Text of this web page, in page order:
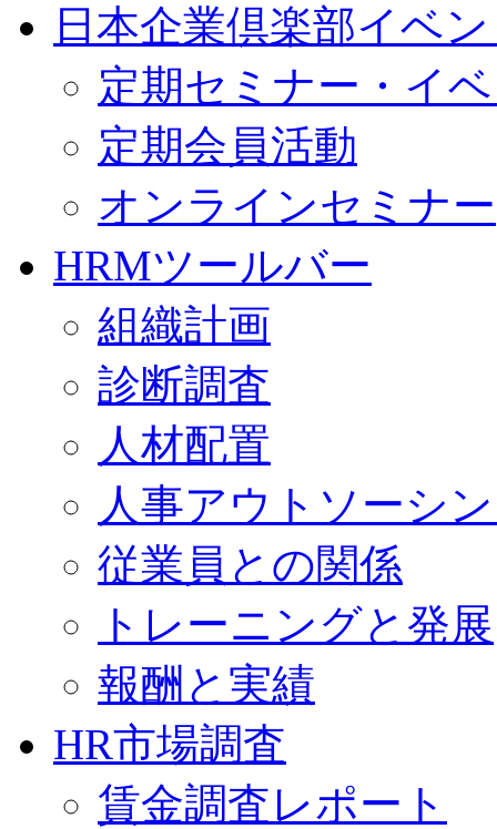
日本企業倶楽部イベ
定期セミナー・イ
定期会員活動
オンラインセミナー
HRMツールバー
組織計画
診断調査
人材配置
人事アウトソーシ
従業員との関係
トレーニングと発展
報酬と実績
HR市場調査
賃金調査レポート